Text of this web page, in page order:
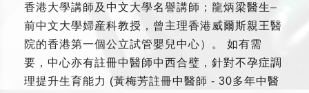
香港大學講師及中文大學名譽講師；龍炳梁醫生–
前中文大學婦産科教授，曾主理香港威爾斯親王醫
院的香港第一個公立試管嬰兒中心）。 如有需
要，中心亦有註冊中醫師中西合璧，針對不孕症調
理提升生育能力 (黃梅芳註冊中醫師 - 30多年中醫